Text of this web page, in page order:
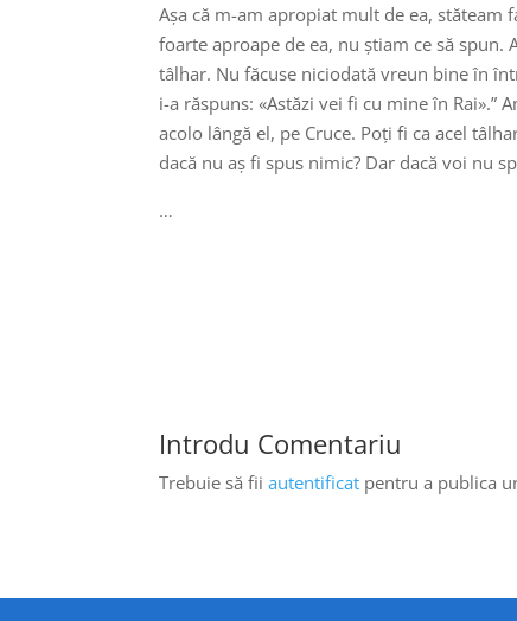
Așa că m-am apropiat mult de ea, stăteam
foarte aproape de ea, nu știam ce să
tâlhar. Nu făcuse niciodată vreun bine în
i-a răspuns: «Astăzi vei fi cu mine în Rai».”
acolo lângă el, pe Cruce. Poți fi ca acel
dacă nu aș fi spus nimic? Dar dacă voi nu
…
Introdu Comentariu
Trebuie să fiiautentificat pentru a publica